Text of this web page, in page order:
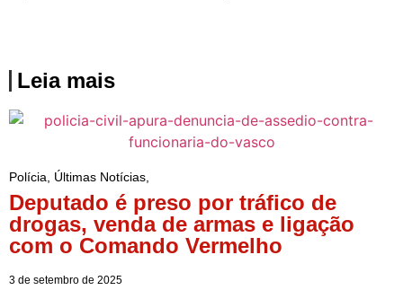
Leia mais
Polícia, Últimas Notícias,
Deputado é preso por tráfico de
drogas, venda de armas e ligação
com o Comando Vermelho
3 de setembro de 2025